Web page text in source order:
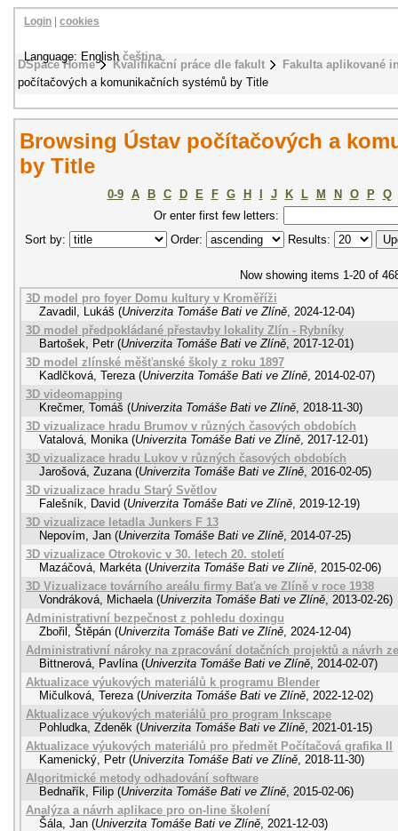
DSpace Home Kvalifikační práce dle fakult
Fakulta aplikované
počítačových a komunikačních systémů by Title
Login cookies
Language: Englishčeština
Browsing Ústav počítačových a
by Title
0-9 A B C D E F G H J K L M N O P
Q
Or enter first few letters:
Sort by:
Order: Results:
Now showing items 1-20 of
3D model pro foyer Domu kultury v Kroměříži
Zavadil, Lukáš (Univerzita Tomáše Bati ve Zlíně, 2024-12-04)
3D model předpokládané přestavby lokality Zlín - Rybníky
Bartošek, Petr (Univerzita Tomáše Bati ve Zlíně, 2017-12-01)
3D model zlínské měšťanské školy z roku 1897
Kadlčková, Tereza (Univerzita Tomáše Bati ve Zlíně, 2014-02-07)
3D videomapping
Krečmer, Tomáš (Univerzita Tomáše Bati ve Zlíně, 2018-11-30)
3D vizualizace hradu Brumov v různých časových obdobích
Vatalová, Monika (Univerzita Tomáše Bati ve Zlíně, 2017-12-01)
3D vizualizace hradu Lukov v různých časových obdobích
Jarošová, Zuzana (Univerzita Tomáše Bati ve Zlíně, 2016-02-05)
3D vizualizace hradu Starý Světlov
Falešník, David (Univerzita Tomáše Bati ve Zlíně, 2019-12-19)
3D vizualizace letadla Junkers F 13
Nepovím, Jan (Univerzita Tomáše Bati ve Zlíně, 2014-07-25)
3D vizualizace Otrokovic v 30. letech 20. století
Mazáčová, Markéta (Univerzita Tomáše Bati ve Zlíně, 2015-02-06)
3D Vizualizace továrního areálu firmy Baťa ve Zlíně v roce 1938
Vondráková, Michaela (Univerzita Tomáše Bati ve Zlíně, 2013-02-26)
Administrativní bezpečnost z pohledu doxingu
Zbořil, Štěpán (Univerzita Tomáše Bati ve Zlíně, 2024-12-04)
Administrativní nároky na zpracování dotačních projektů a návrh
Bittnerová, Pavlína (Univerzita Tomáše Bati ve Zlíně, 2014-02-07)
Aktualizace výukových materiálů k programu Blender
Mičulková, Tereza (Univerzita Tomáše Bati ve Zlíně, 2022-12-02)
Aktualizace výukových materiálů pro program Inkscape
Pohludka, Zdeněk (Univerzita Tomáše Bati ve Zlíně, 2021-01-15)
Aktualizace výukových materiálů pro předmět Počítačová grafika II
Kamenický, Petr (Univerzita Tomáše Bati ve Zlíně, 2018-11-30)
Algoritmické metody odhadování software
Bednařík, Filip (Univerzita Tomáše Bati ve Zlíně, 2015-02-06)
Analýza a návrh aplikace pro on-line školení
Šála, Jan (Univerzita Tomáše Bati ve Zlíně, 2021-12-03)